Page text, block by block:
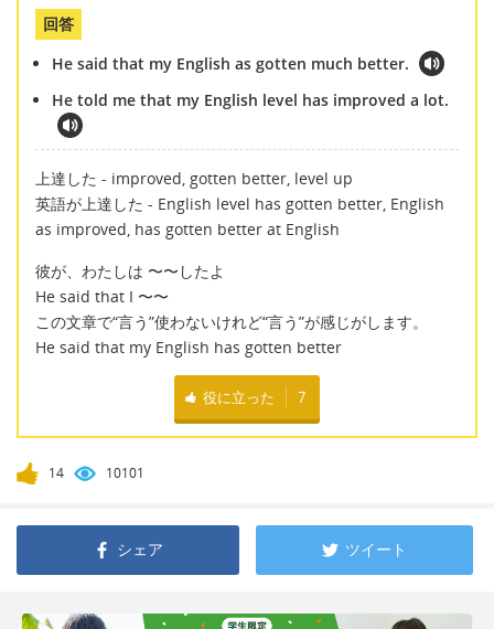
回答
He said that my English as gotten much better.
He told me that my English level has improved a lot.
上達した - improved, gotten better, level up
英語が上達した - English level has gotten better, English
as improved, has gotten better at English
彼が、わたしは 〜〜したよ
He said that I 〜〜
この文章で“言う”使わないけれど“言う”が感じがします。
He said that my English has gotten better
役に立った 7
14 10101
シェア ツイート